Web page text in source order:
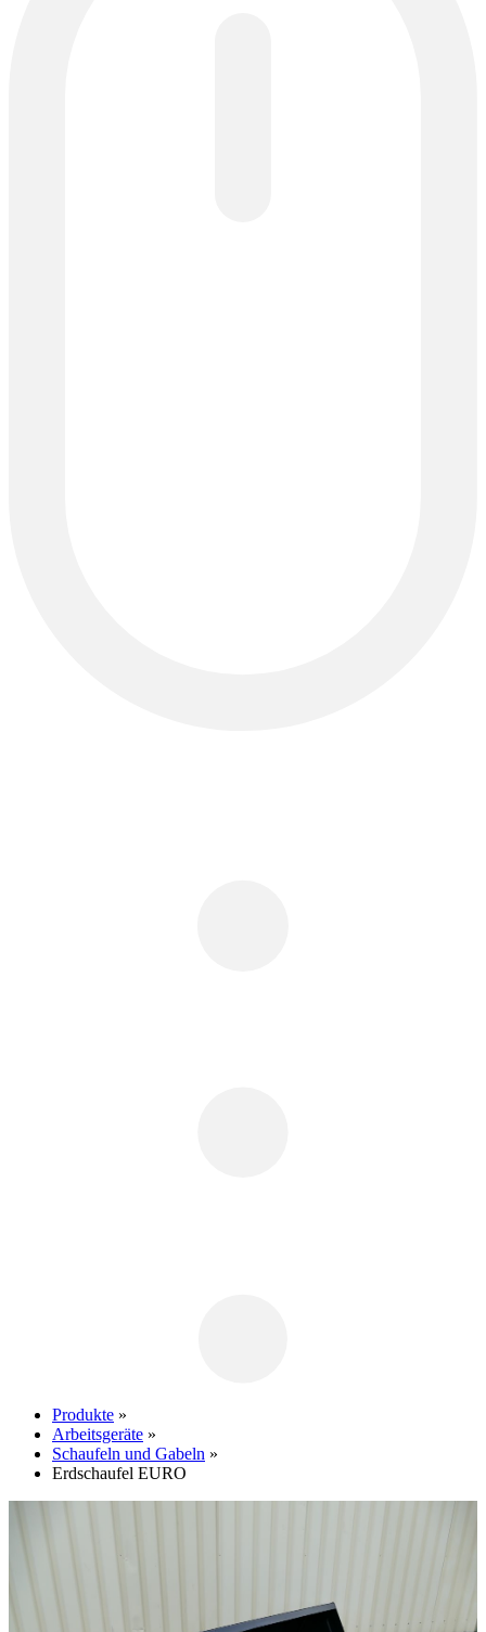
Produkte »
Arbeitsgeräte »
Schaufeln und Gabeln »
Erdschaufel EURO